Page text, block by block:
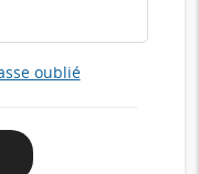
oublié